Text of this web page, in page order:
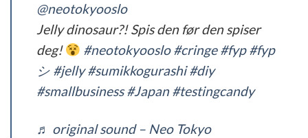
@neotokyooslo
Jelly dinosaur?! Spis den før den spiser
deg!
#neotokyooslo #cringe #fyp #fyp
シ #jelly #sumikkogurashi #diy
#smallbusiness #Japan #testingcandy
♬ original sound – Neo Tokyo